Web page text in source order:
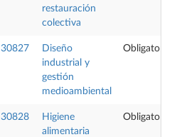
restauración
colectiva
30827
Diseño
industrial y
gestión
medioambiental
Obligatoria
30828
Higiene
alimentaria
Obligatoria